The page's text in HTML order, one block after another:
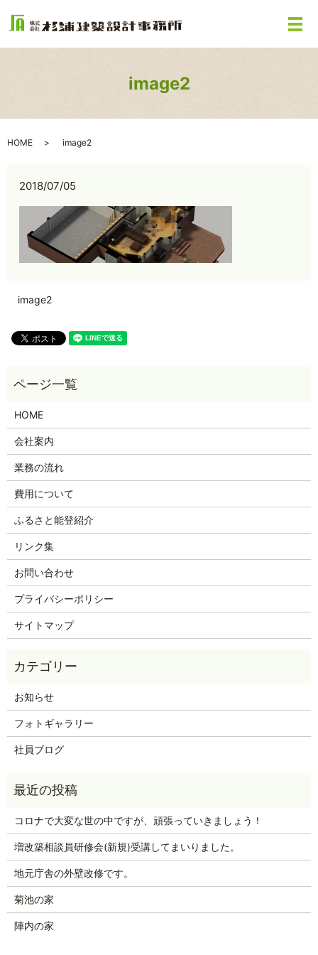
メ
image2
HOME image2
2018/07/05
image2
HOME
会社案内
業務の流れ
費用について
ふるさと能登紹介
リンク集
お問い合わせ
プライバシーポリシー
サイトマップ
お知らせ
フォトギャラリー
社員ブログ
コロナで大変な世の中ですが、頑張っていきましょう！
増改築相談員研修会(新規)受講してまいりました。
地元庁舎の外壁改修です。
菊池の家
陣内の家